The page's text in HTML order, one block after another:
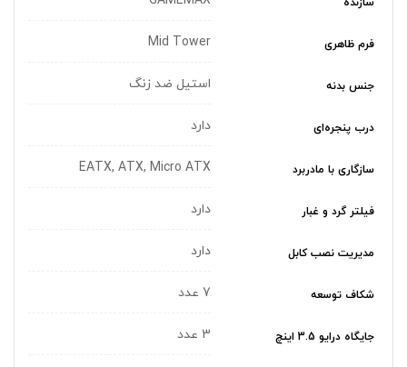
فرم ظاهری Mid Tower
جنس بدنه استیل ضد زنگ
درب پنجره‌ای دارد
سازگاری با مادربرد EATX, ATX, Micro ATX
فیلتر گرد و غبار دارد
مدیریت نصب کابل دارد
شکاف توسعه 7 عدد
جایگاه درایو 3.5 اینچ 3 عدد